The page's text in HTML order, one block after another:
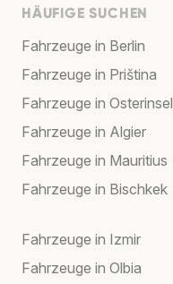
HÄUFIGE SUCHEN
Fahrzeuge in Berlin
Fahrzeuge in Priština
Fahrzeuge in Osterinsel
Fahrzeuge in Algier
Fahrzeuge in Mauritius
Fahrzeuge in Bischkek
Fahrzeuge in Izmir
Fahrzeuge in Olbia